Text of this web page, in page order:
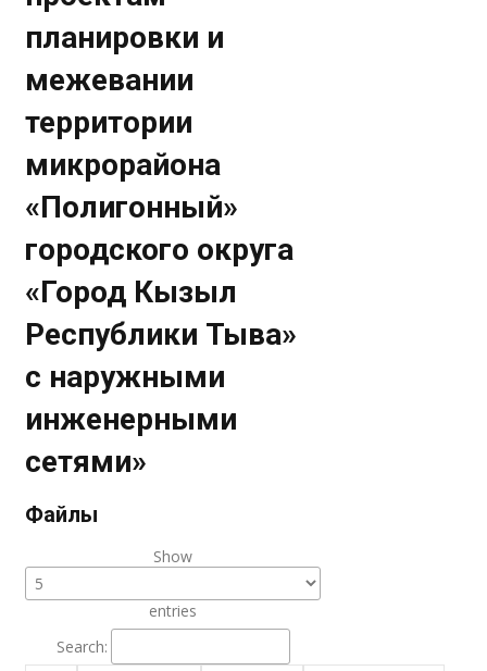
планировки и
межевании
территории
микрорайона
«Полигонный»
городского округа
«Город Кызыл
Республики Тыва»
с наружными
инженерными
сетями»
Файлы
Show
entries
Search: